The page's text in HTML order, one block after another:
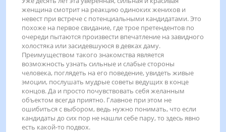
женщина смотрит на реакцию одиноких женихов и
невест при встрече с потенциальными кандидатами. Это
похоже на первое свидание, где трое претендентов по
очереди пытаются произвести впечатление на завидного
холостяка или засидевшуюся в девках даму.
Преимуществом такого знакомства является
возможность узнать сильные и слабые стороны
человека, поглядеть на его поведение, увидеть живые
эмоции, послушать мудрые советы ведущих в конце
концов. Да и просто почувствовать себя желанным
объектом всегда приятно. Главное при этом не
ошибиться с выбором, ведь нужно понимать, что если
кандидаты до сих пор не нашли себе пару, то здесь явно
есть какой-то подвох.